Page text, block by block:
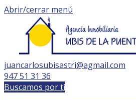
Abrir/cerrar menú
juancarlosubisastri@agmail.com
947 51 31 36
Buscamos por ti